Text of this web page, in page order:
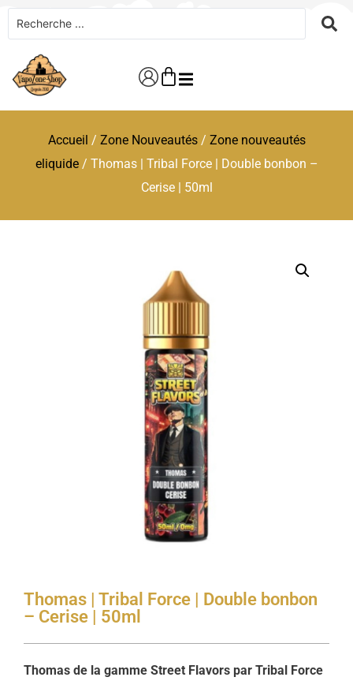
Accueil / Zone Nouveautés/ Zone nouveautés
eliquide/ Thomas | Tribal Force | Double bonbon –
Cerise | 50ml
Thomas | Tribal Force | Double bonbon
– Cerise | 50ml
Thomas de la gamme Street Flavors par Tribal Force